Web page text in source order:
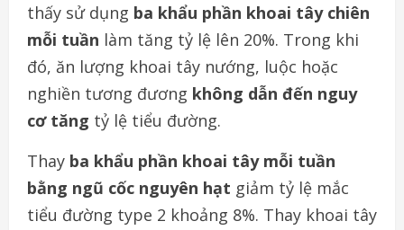
thấy sử dụng ba khẩu phần khoai tây chiên
mỗi tuần làm tăng tỷ lệ lên 20%. Trong khi
đó, ăn lượng khoai tây nướng, luộc hoặc
nghiền tương đương không dẫn đến nguy
cơ tăng tỷ lệ tiểu đường.
Thay ba khẩu phần khoai tây mỗi tuần
bằng ngũ cốc nguyên hạt giảm tỷ lệ mắc
tiểu đường type 2 khoảng 8%. Thay khoai tây